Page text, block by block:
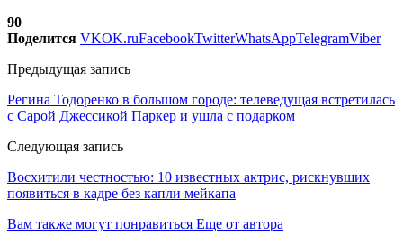
90
Поделится VKOK.ruFacebookTwitterWhatsAppTelegramViber
Предыдущая запись
Регина Тодоренко в большом городе: телеведущая встретилась
с Сарой Джессикой Паркер и ушла с подарком
Следующая запись
Восхитили честностью: 10 известных актрис, рискнувших
появиться в кадре без капли мейкапа
Вам также могут понравиться Еще от автора